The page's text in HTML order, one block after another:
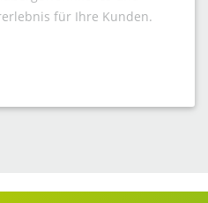
für Ihre Kunden.